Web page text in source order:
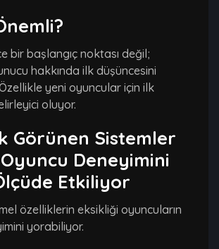
bir başlangıç noktası değil;
hakkında ilk düşüncesini
yeni oyuncular için ilk
oluyor.
Görünen Sistemler
Deneyimini
Etkiliyor
özelliklerin eksikliği oyuncuların
yorabiliyor.